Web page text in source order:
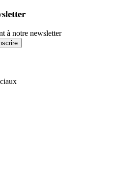
à notre newsletter